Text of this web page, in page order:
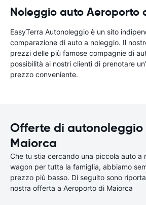
Noleggio auto Aeroporto
EasyTerra Autonoleggio è un sito
comparazione di auto a noleggio. Il
prezzi delle più famose compagnie di
possibilità ai nostri clienti di prenotare
prezzo conveniente.
Offerte di
Maiorca
Che tu stia cercando una piccola auto a
wagon per tutta la famiglia, abbiamo
prezzo più basso. Di seguito sono
nostra offerta a Aeroporto di Maiorca